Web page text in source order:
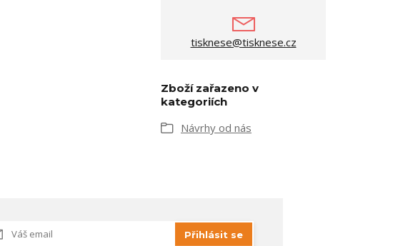
tisknese@tisknese.cz
Zboží zařazeno v
kategoriích
Návrhy od nás
Přihlásit se